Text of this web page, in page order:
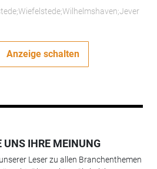
Anzeige schalten
UNS IHRE MEINUNG
Leser zu allen Branchenthemen